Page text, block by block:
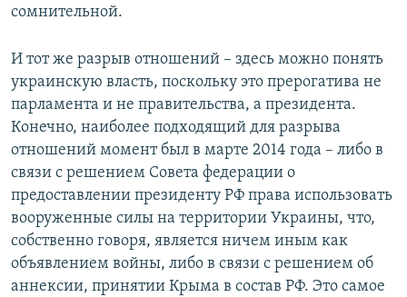
сомнительной.
И тот же разрыв отношений – здесь можно понять
украинскую власть, поскольку это прерогатива не
парламента и не правительства, а президента.
Конечно, наиболее подходящий для разрыва
отношений момент был в марте 2014 года – либо в
связи с решением Совета федерации о
предоставлении президенту РФ права использовать
вооруженные силы на территории Украины, что,
собственно говоря, является ничем иным как
объявлением войны, либо в связи с решением об
аннексии, принятии Крыма в состав РФ. Это самое